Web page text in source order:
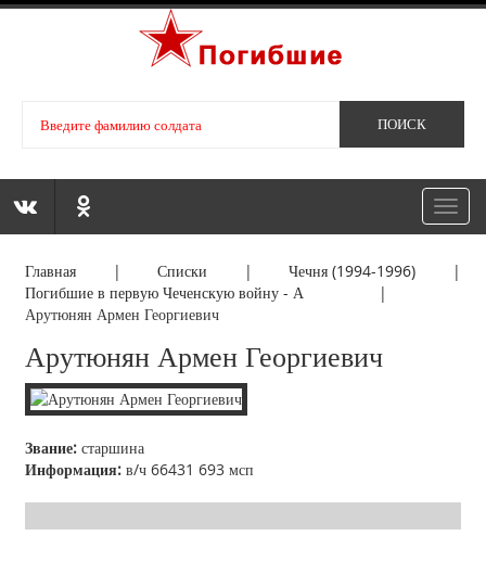
Главная |Списки |Чечня (1994-1996) |
Погибшие в первую Чеченскую войну - А |
Арутюнян Армен Георгиевич
Арутюнян Армен Георгиевич
Звание: старшина
Информация: в/ч 66431 693 мсп